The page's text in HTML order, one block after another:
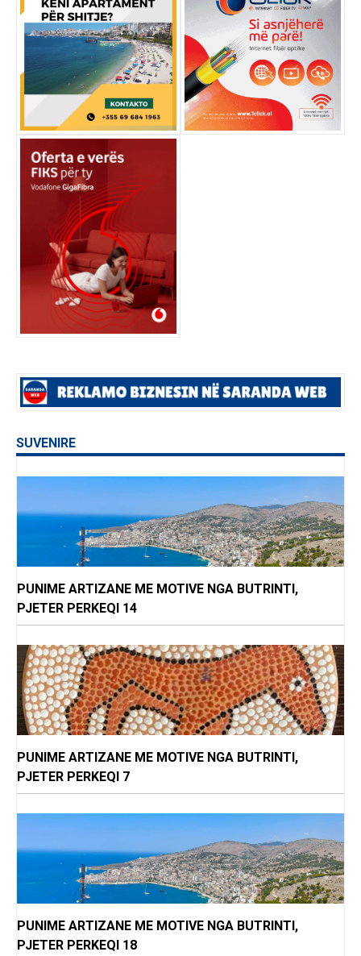
SUVENIRE
PUNIME ARTIZANE ME MOTIVE NGA BUTRINTI,
PJETER PERKEQI 14
PUNIME ARTIZANE ME MOTIVE NGA BUTRINTI,
PJETER PERKEQI 7
PUNIME ARTIZANE ME MOTIVE NGA BUTRINTI,
PJETER PERKEQI 18